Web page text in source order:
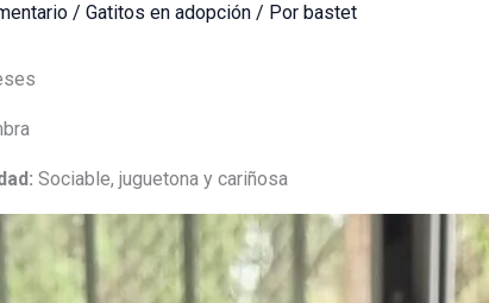
/ Gatitos en adopción/ Por bastet
Sociable, juguetona y cariñosa